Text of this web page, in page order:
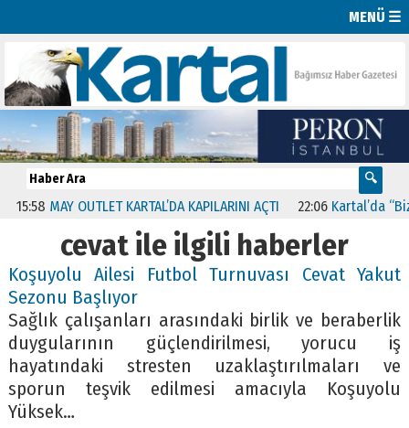
MENÜ ☰
MAY OUTLET KARTAL’DA KAPILARINI AÇTI 22:06 Kartal’da
cevat ile ilgili haberler
Koşuyolu Ailesi Futbol Turnuvası Cevat Yakut
Sezonu Başlıyor
Sağlık çalışanları arasındaki birlik ve beraberlik
duygularının güçlendirilmesi, yorucu iş
hayatındaki stresten uzaklaştırılmaları ve
sporun teşvik edilmesi amacıyla Koşuyolu
Yüksek…